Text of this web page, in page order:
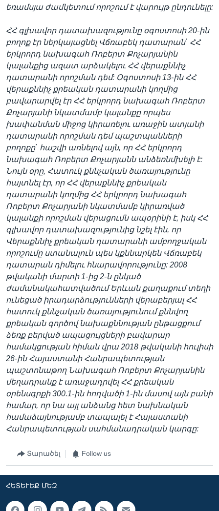
եռամսյա ժամկետում որոշում է վարույթ ընդունելը:
ՀՀ գլխավոր դատախազությունը օգոստոսի 20-ին
բողոք էր ներկայացնել Վճռաբեկ դատարան` ՀՀ
երկրորդ նախագահ Ռոբերտ Քոչարյանին
կալանքից ազատ արձակելու ՀՀ վերաքննիչ
դատարանի որոշման դեմ: Օգոստոսի 13-ին ՀՀ
վերաքննիչ քրեական դատարանի կողմից
բավարարվել էր ՀՀ երկրորդ նախագահ Ռոբերտ
Քոչարյանի նկատմամբ կալանքը որպես
խափանման միջոց կիրառելու առաջին ատյանի
դատարանի որոշման դեմ պաշտպանների
բողոքը` հաշվի առնելով այն, որ ՀՀ երկրորդ
նախագահ Ռոբերտ Քոչարյանն անձեռնմխելի է:
Նույն օրը, Հատուկ քննչական ծառայությունը
հայտնել էր, որ ՀՀ վերաքննիչ քրեական
դատարանի կողմից ՀՀ երկրորդ նախագահ
Ռոբերտ Քոչարյանի նկատմամբ կիրառված
կալանքի որոշման վերացումն ապօրինի է, իսկ ՀՀ
գլխավոր դատախազությունից նշել էին, որ
Վերաքննիչ քրեական դատարանի ամբողջական
որոշումը ստանալուն պես կքննարկեն Վճռաբեկ
դատարան դիմելու հնարավորությունը: 2008
թվականի մարտի 1-ից 2-ն ընկած
ժամանակահատվածում Երևան քաղաքում տեղի
ունեցած իրադարձությունների վերաբերյալ ՀՀ
հատուկ քննչական ծառայությունում քննվող
քրեական գործով նախաքննության ընթացքում
ձեռք բերված ապացույցների բավարար
համակցության հիման վրա 2018 թվականի հուլիսի
26-ին Հայաստանի Հանրապետության
պաշտոնաթող Նախագահ Ռոբերտ Քոչարյանին
մեղադրանք է առաջադրվել ՀՀ քրեական
օրենսգրքի 300.1-ին հոդվածի 1-ին մասով այն բանի
համար, որ նա այլ անձանց հետ նախնական
համաձայնությամբ տապալել է Հայաստանի
Հանրապետության սահմանադրական կարգը:
Տարածել Follow us
ՀԵՏԵՒԵՔ ՄԵԶ